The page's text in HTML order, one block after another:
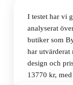
I testet har vi
analyserat
butiker som
har utvärderat
design och
13770 kr,